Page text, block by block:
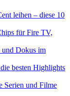
leihen – diese 10
für Fire TV,
Dokus im
besten Highlights
Serien und Filme